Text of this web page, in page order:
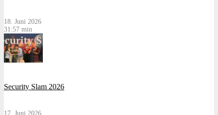
18. Juni 2026
31:57 min
Security Slam 2026
17. Juni 2026